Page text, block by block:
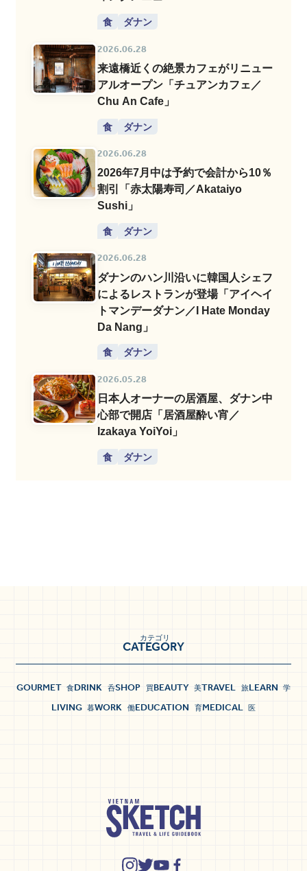
食 ダナン
2026.06.28
来遠橋近くの絶景カフェがリニュー
アルオープン「チュアンカフェ／
Chu An Cafe」
食 ダナン
2026.06.28
2026年7月中は予約で会計から10％
割引「赤太陽寿司／Akataiyo
Sushi」
食 ダナン
2026.06.28
ダナンのハン川沿いに韓国人シェフ
によるレストランが登場「アイヘイ
トマンデーダナン／I Hate Monday
Da Nang」
食 ダナン
2026.05.28
日本人オーナーの居酒屋、ダナン中
心部で開店「居酒屋酔い宵／
Izakaya YoiYoi」
食 ダナン
CATEGORY
カテゴリ
GOURMET 食DRINK 呑SHOP 買BEAUTY 美TRAVEL 旅LEARN 学
LIVING 暮WORK 働EDUCATION 育MEDICAL 医